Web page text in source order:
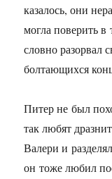
казалось, они
могла поверить
словно разорвал
болтающихся
Питер не был
так любят
Валери и
он тоже любил